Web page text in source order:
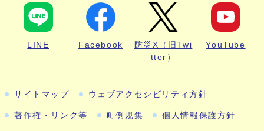
LINE Facebook
防災X（旧Twi
tter）
YouTube
サイトマップ ウェブアクセシビリティ方針
著作権・リンク等 町例規集 個人情報保護方針